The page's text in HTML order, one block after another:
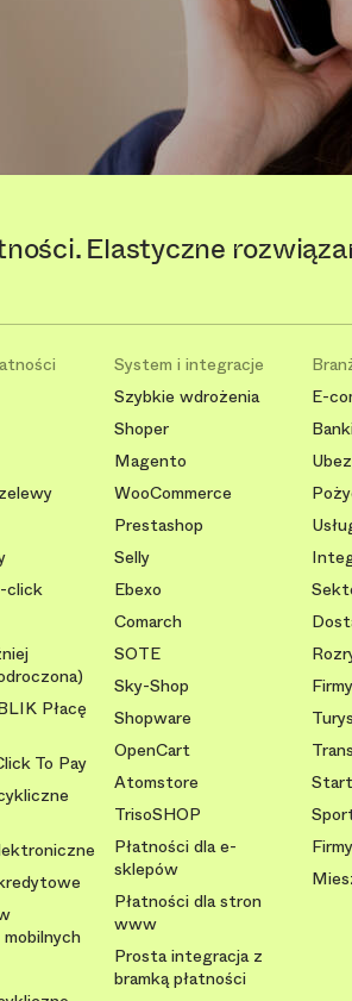
Elastyczne
click
Płacę
To Pay
System i integracje
Szybkie wdrożenia
Shoper
Magento
WooCommerce
Prestashop
Selly
Ebexo
Comarch
SOTE
Sky-Shop
Shopware
OpenCart
Atomstore
TrisoSHOP
Płatności dla e-
sklepów
Płatności dla stron
www
Prosta integracja z
bramką płatności
E-
Banki